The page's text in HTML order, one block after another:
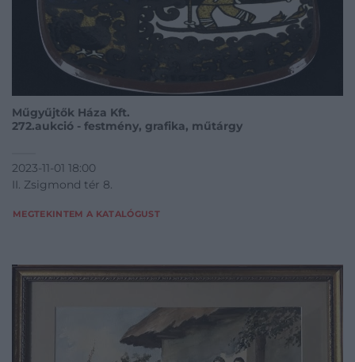
Műgyűjtők Háza Kft.
272.aukció - festmény, grafika, műtárgy
2023-11-01 18:00
II. Zsigmond tér 8.
MEGTEKINTEM A KATALÓGUST